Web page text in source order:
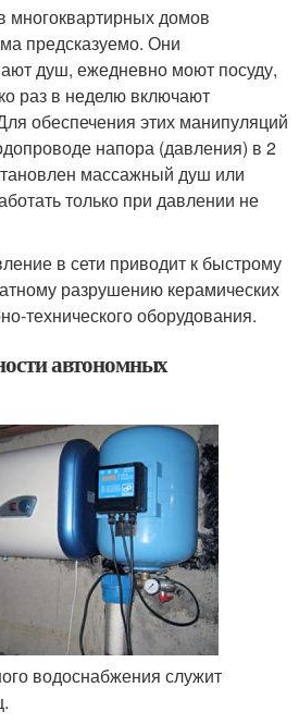
многоквартирных домов
предсказуемо. Они
душ, ежедневно моют посуду,
раз в неделю включают
обеспечения этих манипуляций
напора (давления) в 2
массажный душ или
только при давлении не
в сети приводит к быстрому
разрушению керамических
технического оборудования.
автономных
водоснабжения служит